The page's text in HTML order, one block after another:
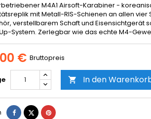
M4A1 Airsoft-Karabiner -
mit Metall-RIS-Schienen an allen vier
verstellbarem Schaft und Eisensichtgerät
System. Zerlegbar wie das echte M4-
€ Bruttopreis
 In den
TeilenTweetPinterest